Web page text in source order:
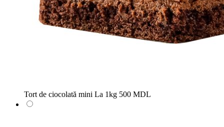
Tort de ciocolată mini La 1kg 500 MDL